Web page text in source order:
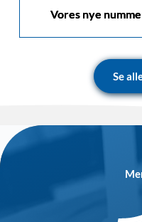
Vores nye
Se